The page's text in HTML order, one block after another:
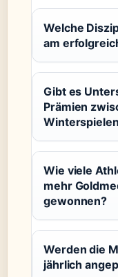
Welche
am
Gibt es
Prämien
Wie viele
mehr
gewonnen?
Werden die
jährlich